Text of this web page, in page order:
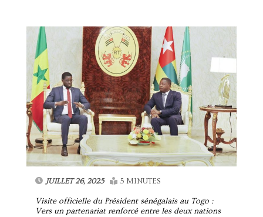
JUILLET 26, 2025 5 MINUTES
Visite officielle du Président sénégalais au Togo :
Vers un partenariat renforcé entre les deux nations